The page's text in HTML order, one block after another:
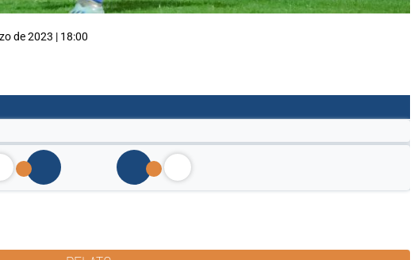
de 2023 | 18:00